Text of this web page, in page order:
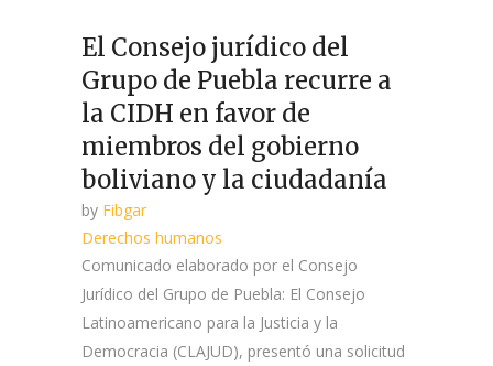
El Consejo jurídico del
Grupo de Puebla recurre a
la CIDH en favor de
miembros del gobierno
boliviano y la ciudadanía
by Fibgar
Derechos humanos
Comunicado elaborado por el Consejo
Jurídico del Grupo de Puebla: El Consejo
Latinoamericano para la Justicia y la
Democracia (CLAJUD), presentó una solicitud